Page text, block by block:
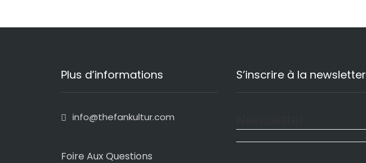
Plus d’informations
info@thefankultur.com
Foire Aux Questions
S’inscrire à la newsletter